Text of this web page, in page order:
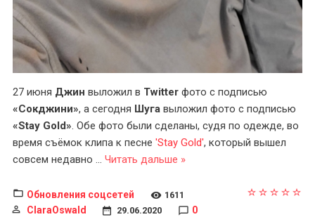
27 июня Джин выложил в Twitter фото с подписью
«Сокджини», а сегодня Шуга выложил фото с подписью
«Stay Gold». Обе фото были сделаны, судя по одежде, во
время съёмок клипа к песне 'Stay Gold', который вышел
совсем недавно ... Читать дальше »
Обновления соцсетей 1611
ClaraOswald 29.06.2020 0